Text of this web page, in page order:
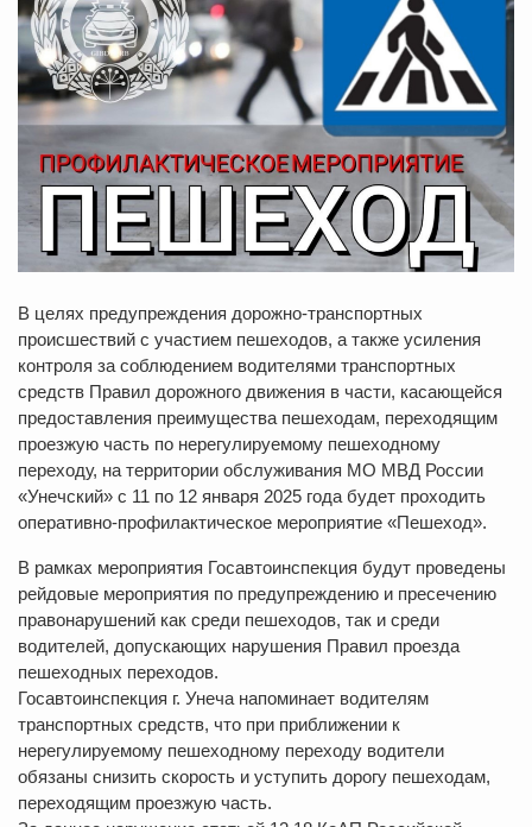
В целях предупреждения дорожно-транспортных
происшествий с участием пешеходов, а также усиления
контроля за соблюдением водителями транспортных
средств Правил дорожного движения в части, касающейся
предоставления преимущества пешеходам, переходящим
проезжую часть по нерегулируемому пешеходному
переходу, на территории обслуживания МО МВД России
«Унечский» с 11 по 12 января 2025 года будет проходить
оперативно-профилактическое мероприятие «Пешеход».
В рамках мероприятия Госавтоинспекция будут проведены
рейдовые мероприятия по предупреждению и пресечению
правонарушений как среди пешеходов, так и среди
водителей, допускающих нарушения Правил проезда
пешеходных переходов.
Госавтоинспекция г. Унеча напоминает водителям
транспортных средств, что при приближении к
нерегулируемому пешеходному переходу водители
обязаны снизить скорость и уступить дорогу пешеходам,
переходящим проезжую часть.